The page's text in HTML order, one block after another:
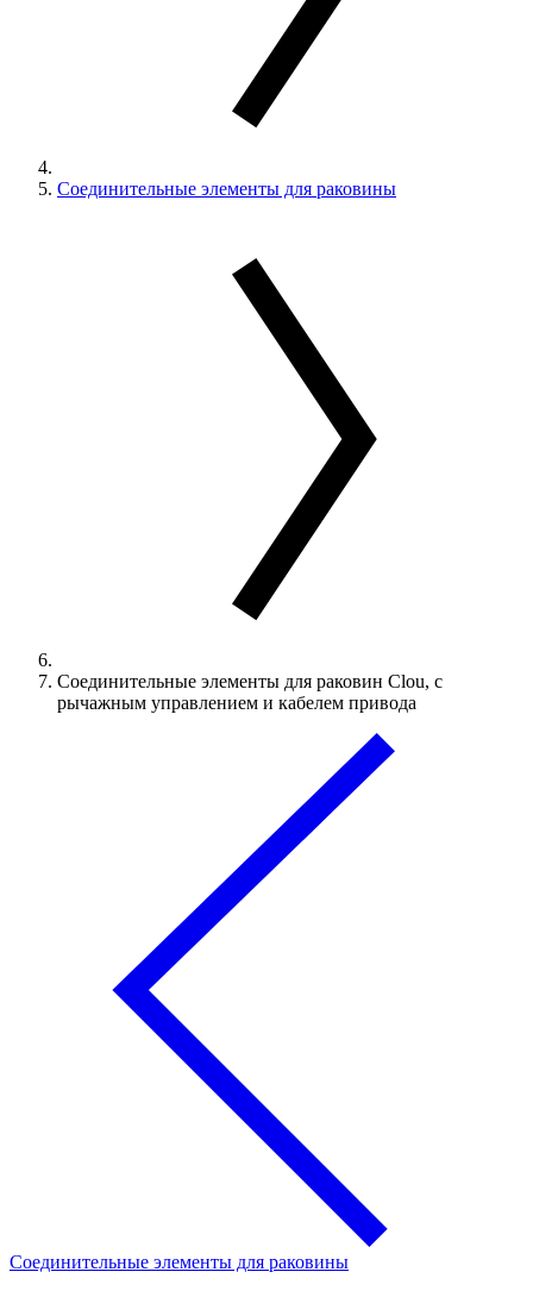
Соединительные элементы для раковины
Соединительные элементы для раковин Clou, с
рычажным управлением и кабелем привода
Соединительные элементы для раковины